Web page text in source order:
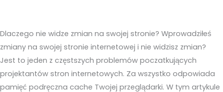
Dlaczego nie widze zmian na swojej stronie? Wprowadziłeś
zmiany na swojej stronie internetowej i nie widzisz zmian?
Jest to jeden z częstszych problemów poczatkujących
projektantów stron internetowych. Za wszystko odpowiada
pamięć podręczna cache Twojej przeglądarki. W tym artykule